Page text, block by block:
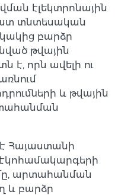
էլեկտրոնային
տնտեսական
բարձր
թվային
է, որն ավելի ու
և թվային
Հայաստանի
էկոհամակարգերի
արտահանման
և բարձր